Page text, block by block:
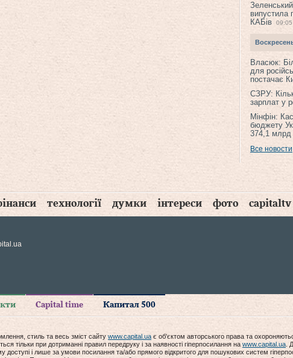
випустила
КАБів
09:05
Власюк:
для
постачає
СЗРУ:
зарплат у
Мінфін:
бюджету
374,1 млрд
Все новости
технології думки інтереси фото capitaltv
Capital time Капитал 500
стиль та весь зміст сайту www.capital.ua є об'єктом авторського права та
тільки при дотриманні правил передруку і за наявності гіперпосилання на www.capital.ua .
доступі і лише за умови посилання та/або прямого відкритого для пошукових систем